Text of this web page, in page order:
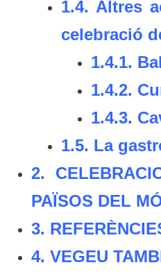
1.4. Altres
celebració
1.4.1.
1.4.2.
1.4.3.
1.5. La g
2.
PAÏSOS DEL
3.
4. VEGEU